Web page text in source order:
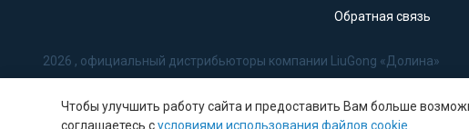
Обратная связь
2026 , официальный дистрибьюторы компании LiuGong «Долина»
Политика в отношении обработки персональных данных
Соглашение на обработку персональных данных
Чтобы улучшить работу сайта и предоставить Вам больше
соглашаетесь сусловиями использования файлов cookie.